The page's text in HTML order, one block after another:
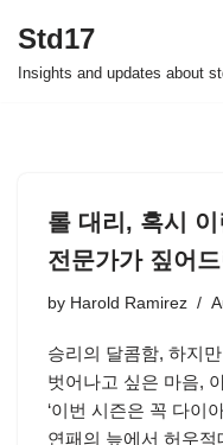
Skip
Std17
Insights and updates about
롤 대리, 혹시
전문가가 짚어
by Harold Ramirez
승리의 달콤함, 하지
벗어나고 싶은 마음,
‘이번 시즌은 꼭 다이
연패의 늪에서 허우